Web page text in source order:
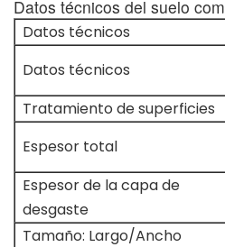
Datos técnicos del suelo
Datos técnicos
Datos técnicos
Tratamiento de superficies
Espesor total
Espesor de la capa de
desgaste
Tamaño: Largo/Ancho